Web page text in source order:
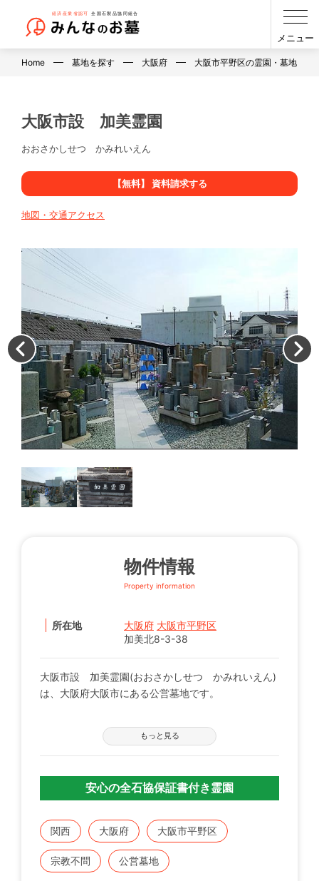
メニュー
Home 墓地を探す 大阪府 大阪市平野区の霊園・墓地・お
大阪市設 加美霊園
おおさかしせつ かみれいえん
【無料】 資料請求する
地図・交通アクセス
物件情報
Property information
所在地 大阪府 大阪市平野区
加美北8-3-38
大阪市設 加美霊園(おおさかしせつ かみれいえん)
は、大阪府大阪市にある公営墓地です。
市街地にあり、交通の便の良い墓地 めったにない募
集で人気有り。
墓石の施工をお考えの方は是非ご相談下さい。
る
3)使用申し込みする霊園を現在使用していないこと
すでに使用されている霊園と同一の霊園を申し込みす
ることはできません。
もっと見る
安心の全石協保証書付き霊園
関西 大阪府 大阪市平野区
宗教不問 公営墓地